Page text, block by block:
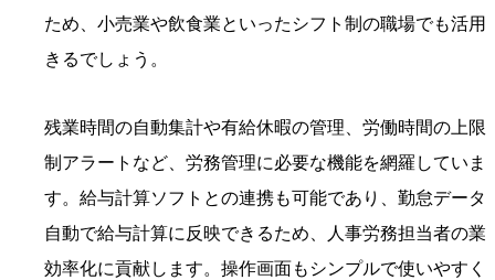
ため、小売業や飲食業といったシフト制の職場でも活用
きるでしょう。
残業時間の自動集計や有給休暇の管理、労働時間の上限
制アラートなど、労務管理に必要な機能を網羅していま
す。給与計算ソフトとの連携も可能であり、勤怠データ
自動で給与計算に反映できるため、人事労務担当者の業
効率化に貢献します。操作画面もシンプルで使いやすく